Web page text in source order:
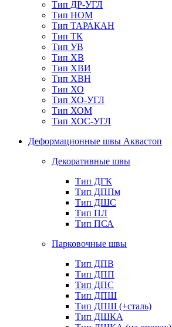
Тип ДР-УГЛ
Тип НОМ
Тип ТАРАКАН
Тип ТК
Тип УВ
Тип ХВ
Тип ХВИ
Тип ХВН
Тип ХО
Тип ХО-УГЛ
Тип ХОМ
Тип ХОС-УГЛ
Деформационные швы Аквастоп
Декоративные швы
Тип ДГК
Тип ДППм
Тип ДШС
Тип ПЛ
Тип ПСА
Парковочные швы
Тип ДПВ
Тип ДПП
Тип ДПС
Тип ДПШ
Тип ДПШ (+сталь)
Тип ДШКА